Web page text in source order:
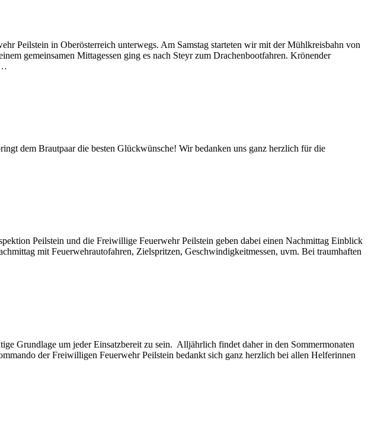
Peilstein in Oberösterreich unterwegs. Am Samstag starteten wir mit der Mühlkreisbahn von
gemeinsamen Mittagessen ging es nach Steyr zum Drachenbootfahren. Krönender
dem Brautpaar die besten Glückwünsche! Wir bedanken uns ganz herzlich für die
Peilstein und die Freiwillige Feuerwehr Peilstein geben dabei einen Nachmittag Einblick
mit Feuerwehrautofahren, Zielspritzen, Geschwindigkeitmessen, uvm. Bei traumhaften
Grundlage um jeder Einsatzbereit zu sein. Alljährlich findet daher in den Sommermonaten
der Freiwilligen Feuerwehr Peilstein bedankt sich ganz herzlich bei allen Helferinnen